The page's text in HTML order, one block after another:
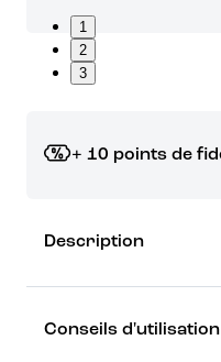
1
2
3
+ 10 points de
rêver !
Découvrez les
Description
Conseils d'utilisation